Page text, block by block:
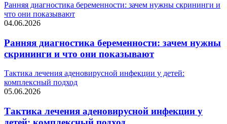
Ранняя диагностика беременности: зачем нужны скрининги и
что они показывают
04.06.2026
Ранняя диагностика беременности: зачем нужны
скрининги и что они показывают
Тактика лечения аденовирусной инфекции у детей:
комплексный подход
05.06.2026
Тактика лечения аденовирусной инфекции у